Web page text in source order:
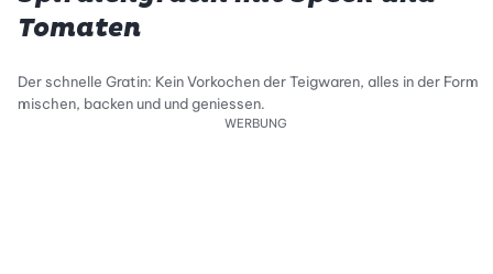
Tomaten
Der schnelle Gratin: Kein Vorkochen der Teigwaren, alles in der Form
mischen, backen und und geniessen.
WERBUNG